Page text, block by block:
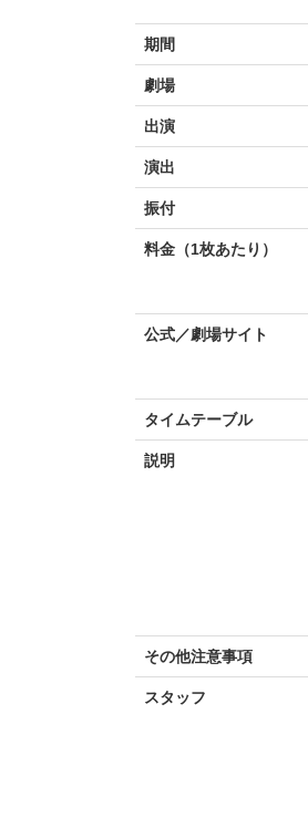
期間
劇場
出演
演出
振付
料金（1枚あたり）
公式／劇場サイト
タイムテーブル
説明
その他注意事項
スタッフ